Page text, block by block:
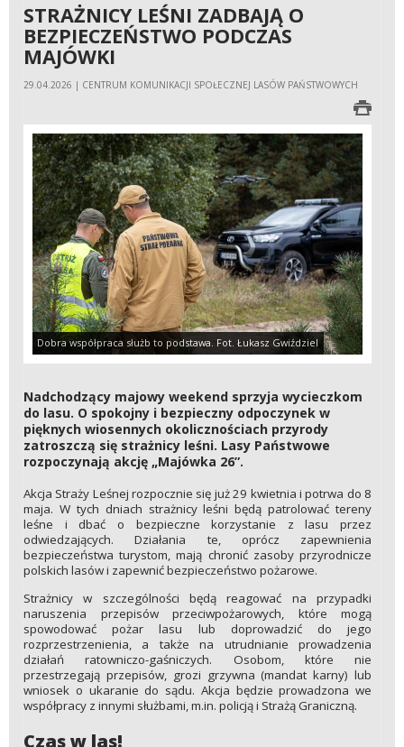
STRAŻNICY LEŚNI ZADBAJĄ O
BEZPIECZEŃSTWO PODCZAS
MAJÓWKI
29.04.2026 | CENTRUM KOMUNIKACJI SPOŁECZNEJ LASÓW PAŃSTWOWYCH
Dobra współpraca służb to podstawa. Fot. Łukasz Gwiździel
Nadchodzący majowy weekend sprzyja wycieczkom
do lasu. O spokojny i bezpieczny odpoczynek w
pięknych wiosennych okolicznościach przyrody
zatroszczą się strażnicy leśni. Lasy Państwowe
rozpoczynają akcję „Majówka 26”.
Akcja Straży Leśnej rozpocznie się już 29 kwietnia i potrwa do 8
maja. W tych dniach strażnicy leśni będą patrolować tereny
leśne i dbać o bezpieczne korzystanie z lasu przez
odwiedzających. Działania te, oprócz zapewnienia
bezpieczeństwa turystom, mają chronić zasoby przyrodnicze
polskich lasów i zapewnić bezpieczeństwo pożarowe.
Strażnicy w szczególności będą reagować na przypadki
naruszenia przepisów przeciwpożarowych, które mogą
spowodować pożar lasu lub doprowadzić do jego
rozprzestrzenienia, a także na utrudnianie prowadzenia
działań ratowniczo-gaśniczych. Osobom, które nie
przestrzegają przepisów, grozi grzywna (mandat karny) lub
wniosek o ukaranie do sądu. Akcja będzie prowadzona we
współpracy z innymi służbami, m.in. policją i Strażą Graniczną.
Czas w las!